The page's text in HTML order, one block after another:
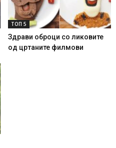
ТОП 5
Здрави оброци со ликовите
од цртаните филмови